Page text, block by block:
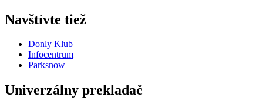
Navštívte tiež
Donly Klub
Infocentrum
Parksnow
Univerzálny prekladač